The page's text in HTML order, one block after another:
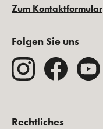
Zum Kontaktformular
Folgen Sie uns
Rechtliches